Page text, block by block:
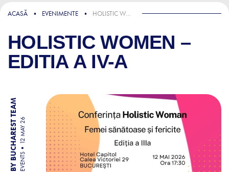
ACASĂ EVENIMENTE HOLISTIC WOMEN – EDITIA A IV-A
HOLISTIC WOMEN –
EDITIA A IV-A
BY BUCHAREST TEAM EVENTS
12 MAY 26